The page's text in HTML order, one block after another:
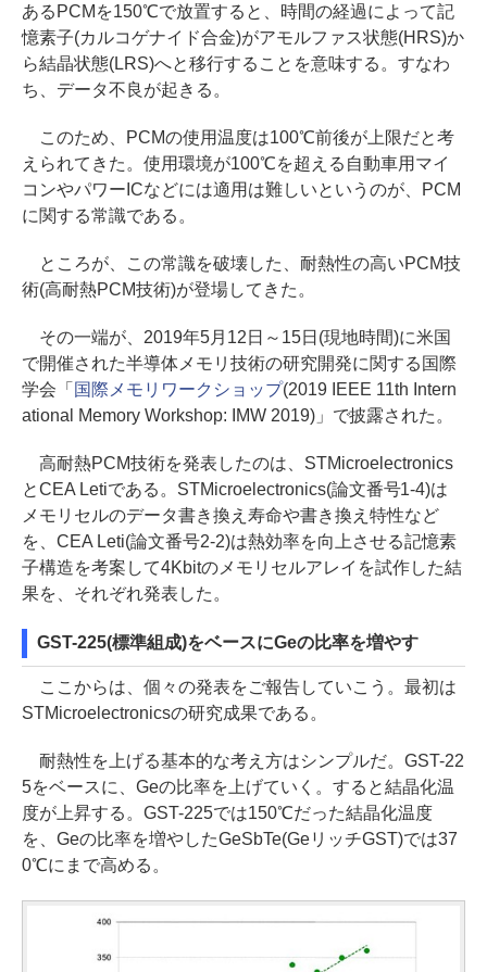
あるPCMを150℃で放置すると、時間の経過によって記
憶素子(カルコゲナイド合金)がアモルファス状態(HRS)か
ら結晶状態(LRS)へと移行することを意味する。すなわ
ち、データ不良が起きる。
このため、PCMの使用温度は100℃前後が上限だと考
えられてきた。使用環境が100℃を超える自動車用マイ
コンやパワーICなどには適用は難しいというのが、PCM
に関する常識である。
ところが、この常識を破壊した、耐熱性の高いPCM技
術(高耐熱PCM技術)が登場してきた。
その一端が、2019年5月12日～15日(現地時間)に米国
で開催された半導体メモリ技術の研究開発に関する国際
学会「 国際メモリワークショップ(2019 IEEE 11th Intern
ational Memory Workshop: IMW 2019)」で披露された。
高耐熱PCM技術を発表したのは、STMicroelectronics
とCEA Letiである。STMicroelectronics(論文番号1-4)は
メモリセルのデータ書き換え寿命や書き換え特性など
を、CEA Leti(論文番号2-2)は熱効率を向上させる記憶素
子構造を考案して4Kbitのメモリセルアレイを試作した結
果を、それぞれ発表した。
GST-225(標準組成)をベースにGeの比率を増やす
ここからは、個々の発表をご報告していこう。最初は
STMicroelectronicsの研究成果である。
耐熱性を上げる基本的な考え方はシンプルだ。GST-22
5をベースに、Geの比率を上げていく。すると結晶化温
度が上昇する。GST-225では150℃だった結晶化温度
を、Geの比率を増やしたGeSbTe(GeリッチGST)では37
0℃にまで高める。